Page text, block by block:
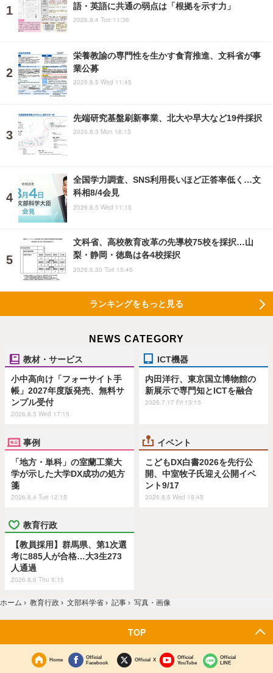
語・英語に共通の弱点は「根拠を示す力」
2026.8.4 Tue 11:36
栄養教諭の専門性を生かす食育推進、文科省が事
業公募
2026.8.5 Wed 11:45
先端研究基盤刷新事業、北大や早大など19件採択
2026.8.3 Mon 18:15
全国学力調査、SNS利用長いほど正答率低く…文
科相8/4会見
2026.8.5 Wed 11:15
文科省、高校教育改革の先導校75校を採択…山
梨・静岡・徳島は各4校採択
2026.6.30 Tue 15:45
ランキングをもっと見る
NEWS CATEGORY
教材・サービス
小中高向け「フォーサイト手
帳」2027年度版発売、無料サ
ンプル受付
2026.8.5 Wed 17:15
ICT機器
内田洋行、東京国立博物館の
新展示で専門知とICTを融合
2026.7.17 Fri 13:15
事例
「地方・単科」の室蘭工業大
学が示した大学DX成功の処方
箋
2026.8.4 Tue 12:15
イベント
こどもDX白書2026を先行公
開、中室牧子氏迎え公開イベ
ント9/17
2026.8.5 Wed 18:45
教育行政
【教員採用】群馬県、第1次選
考に885人が合格…大3生273
人通過
2026.8.6 Thu 9:15
ホーム › 教育行政 › 文部科学省 › 記事 › 写真・画像
TOP
Home
Official
Facebook
Official X
Official
YouTube
Official
LINE